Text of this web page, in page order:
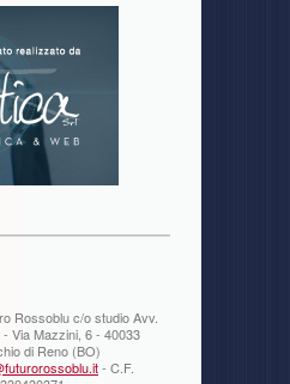
Rossoblu c/o studio Avv.
Via Mazzini, 6 - 40033
di Reno (BO)
- C.F.